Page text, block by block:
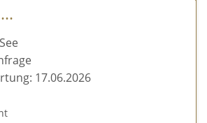
17.06.2026